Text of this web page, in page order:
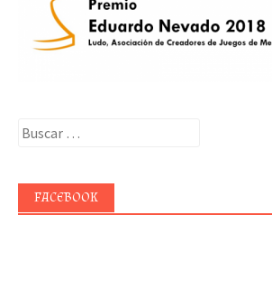
Buscar:
FACEBOOK